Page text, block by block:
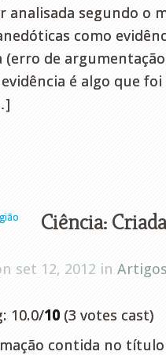
analisada segundo o
como
(erro de
é algo que
Ciência:
set 12, 2012 in
10.0/10 (3 votes cast)
contida no